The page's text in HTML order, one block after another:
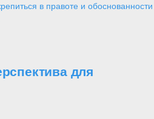
в правоте и обоснованности
для